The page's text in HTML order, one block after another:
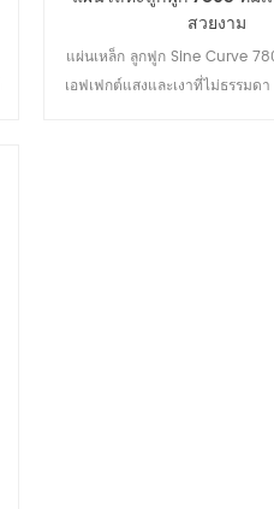
สวยงาม
แผ่นเหล็ก ลูกฟูก Sine Curve
เอฟเฟกต์แสงและเงาที่ไม่ธรรมด